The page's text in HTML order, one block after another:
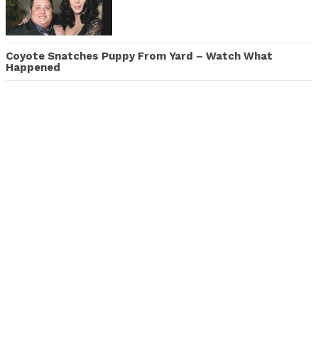
Coyote Snatches Puppy From Yard – Watch What
Happened